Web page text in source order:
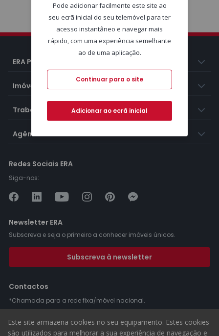
ERA Portugal
Imóveis
Trabalhar na ERA
Agências ERA
Redes Sociais ERA
Siga-nos:
Newsletter ERA
Subscreva e seja o primeiro a conhecer imóveis únicos.
Subscreva à newsletter
Contactos
*Chamada para a rede fixa/móvel nacional.
Este site armazena cookies no seu equipamento. Estes cookies
são utilizados para melhorar a sua experiência de navegação e
Pode adicionar facilmente este site ao
seu ecrã inicial do seu telemóvel para ter
acesso instantâneo e navegar mais
rápido, com uma experiência semelhante
ao de uma aplicação.
Continuar para o site
Adicionar ao ecrã inicial